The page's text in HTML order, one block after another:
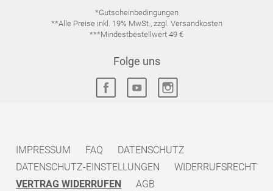
*Gutscheinbedingungen
**Alle Preise inkl. 19% MwSt., zzgl. Versandkosten
***Mindestbestellwert 49 €
Folge uns
IMPRESSUM FAQ
DATENSCHUTZ
DATENSCHUTZ-EINSTELLUNGEN
WIDERRUFSRECHT
VERTRAG WIDERRUFEN
AGB